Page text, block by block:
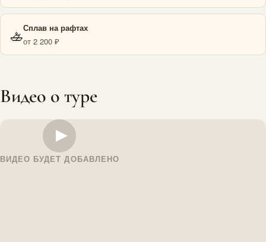
🚣Сплав на рафтах
от 2 200 ₽
Видео о туре
ВИДЕО БУДЕТ ДОБАВЛЕНО